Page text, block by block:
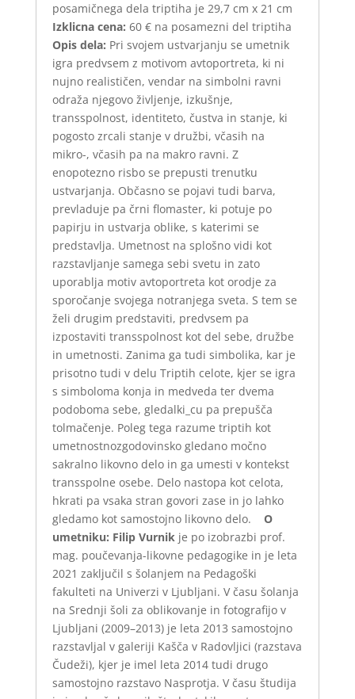
posamičnega dela triptiha je 29,7 cm x 21 cm
Izklicna cena: 60 € na posamezni del triptiha
Opis dela: Pri svojem ustvarjanju se umetnik
igra predvsem z motivom avtoportreta, ki ni
nujno realističen, vendar na simbolni ravni
odraža njegovo življenje, izkušnje,
transspolnost, identiteto, čustva in stanje, ki
pogosto zrcali stanje v družbi, včasih na
mikro-, včasih pa na makro ravni. Z
enopotezno risbo se prepusti trenutku
ustvarjanja. Občasno se pojavi tudi barva,
prevladuje pa črni flomaster, ki potuje po
papirju in ustvarja oblike, s katerimi se
predstavlja. Umetnost na splošno vidi kot
razstavljanje samega sebi svetu in zato
uporablja motiv avtoportreta kot orodje za
sporočanje svojega notranjega sveta. S tem se
želi drugim predstaviti, predvsem pa
izpostaviti transspolnost kot del sebe, družbe
in umetnosti. Zanima ga tudi simbolika, kar je
prisotno tudi v delu Triptih celote, kjer se igra
s simboloma konja in medveda ter dvema
podoboma sebe, gledalki_cu pa prepušča
tolmačenje. Poleg tega razume triptih kot
umetnostnozgodovinsko gledano močno
sakralno likovno delo in ga umesti v kontekst
transspolne osebe. Delo nastopa kot celota,
hkrati pa vsaka stran govori zase in jo lahko
gledamo kot samostojno likovno delo.
O
umetniku: Filip Vurnikje po izobrazbi prof.
mag. poučevanja-likovne pedagogike in je leta
2021 zaključil s šolanjem na Pedagoški
fakulteti na Univerzi v Ljubljani. V času šolanja
na Srednji šoli za oblikovanje in fotografijo v
Ljubljani (2009–2013) je leta 2013 samostojno
razstavljal v galeriji Kašča v Radovljici (razstava
Čudeži), kjer je imel leta 2014 tudi drugo
samostojno razstavo Nasprotja. V času študija